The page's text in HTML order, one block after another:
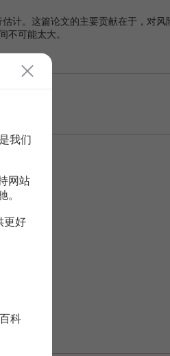
计。这篇论文的主要贡献在于，对
不可能太大。
我们
网站
。
更好
科